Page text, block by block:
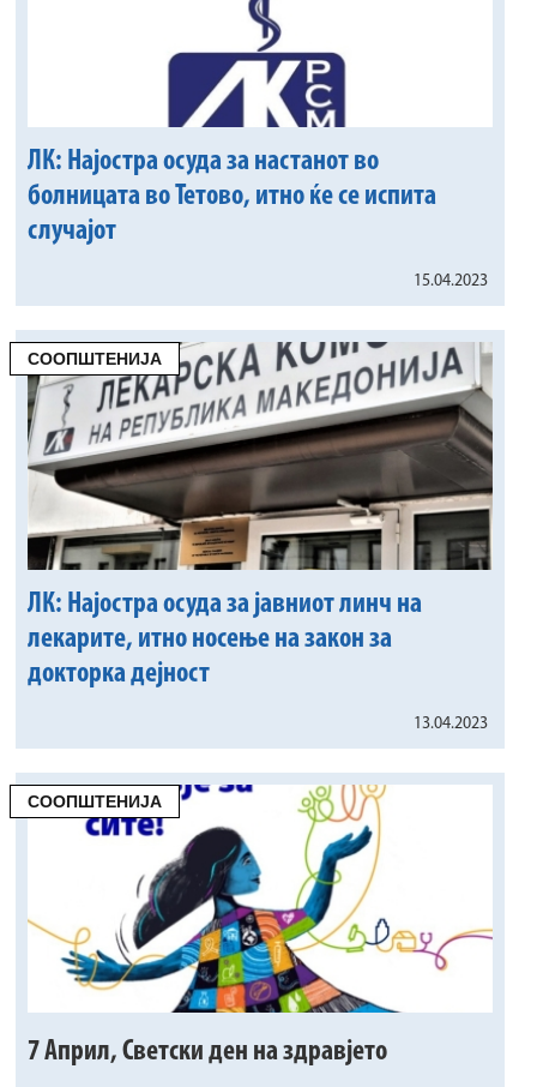
ЛК: Најостра осуда за настанот во
болницата во Тетово, итно ќе се испита
случајот
15.04.2023
СООПШТЕНИЈА
ЛК: Најостра осуда за јавниот линч на
лекарите, итно носење на закон за
докторка дејност
13.04.2023
СООПШТЕНИЈА
7 Април, Светски ден на здравјето